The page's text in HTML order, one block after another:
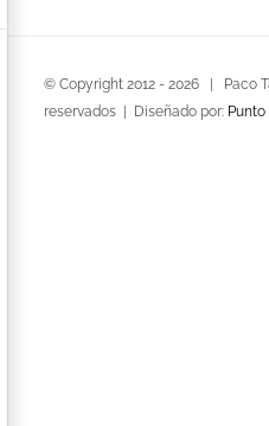
© Copyright 2012 - 2026 | Paco
reservados | Diseñado por: